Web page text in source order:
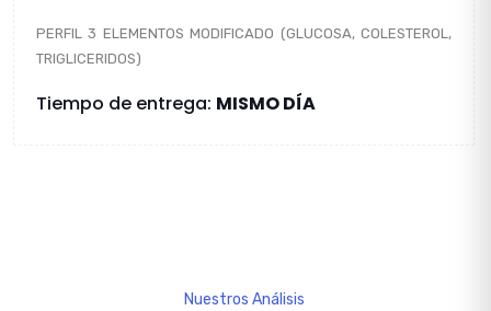
PERFIL 3 ELEMENTOS MODIFICADO (GLUCOSA, COLESTEROL,
TRIGLICERIDOS)
Tiempo de entrega: MISMO DÍA
Nuestros Análisis